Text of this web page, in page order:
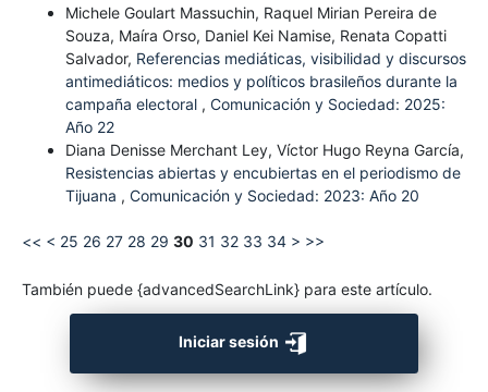
Michele Goulart Massuchin, Raquel Mirian Pereira de
Souza, Maíra Orso, Daniel Kei Namise, Renata Copatti
Salvador, Referencias mediáticas, visibilidad y discursos
antimediáticos: medios y políticos brasileños durante la
campaña electoral , Comunicación y Sociedad: 2025:
Año 22
Diana Denisse Merchant Ley, Víctor Hugo Reyna García,
Resistencias abiertas y encubiertas en el periodismo de
Tijuana , Comunicación y Sociedad: 2023: Año 20
<< < 25 26 27 28 29 30 31 32 33 34 > >>
También puede {advancedSearchLink} para este artículo.
Iniciar sesión